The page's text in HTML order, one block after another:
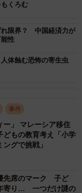
が、1823年に提唱
米国は自国の「裏
て、ロシア、中
がベネズエラを足
全保障に対する直
民主主義の回復を
させる勢力圏の再
いう段階的な外交
自国の利益を阻む
段で破壊したことを
くろむ
限界？ 中国経済力が
性
体蝕む恐怖の寄生虫
事件
ー」 マレーシア移住
もの教育考え「小学
グで挑戦」
先席のマーク 子ど
寄り… 一つだけ謎の